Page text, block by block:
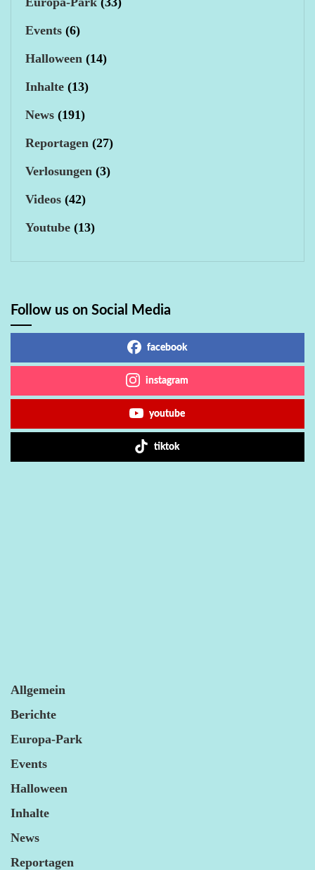
Events (6)
Halloween (14)
Inhalte (13)
News (191)
Reportagen (27)
Verlosungen (3)
Videos (42)
Youtube (13)
Follow us on Social Media
facebook
instagram
youtube
tiktok
Allgemein
Berichte
Europa-Park
Events
Halloween
Inhalte
News
Reportagen